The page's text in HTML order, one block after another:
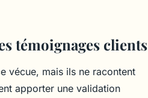
témoignages clients
vécue, mais ils ne racontent
apporter une validation